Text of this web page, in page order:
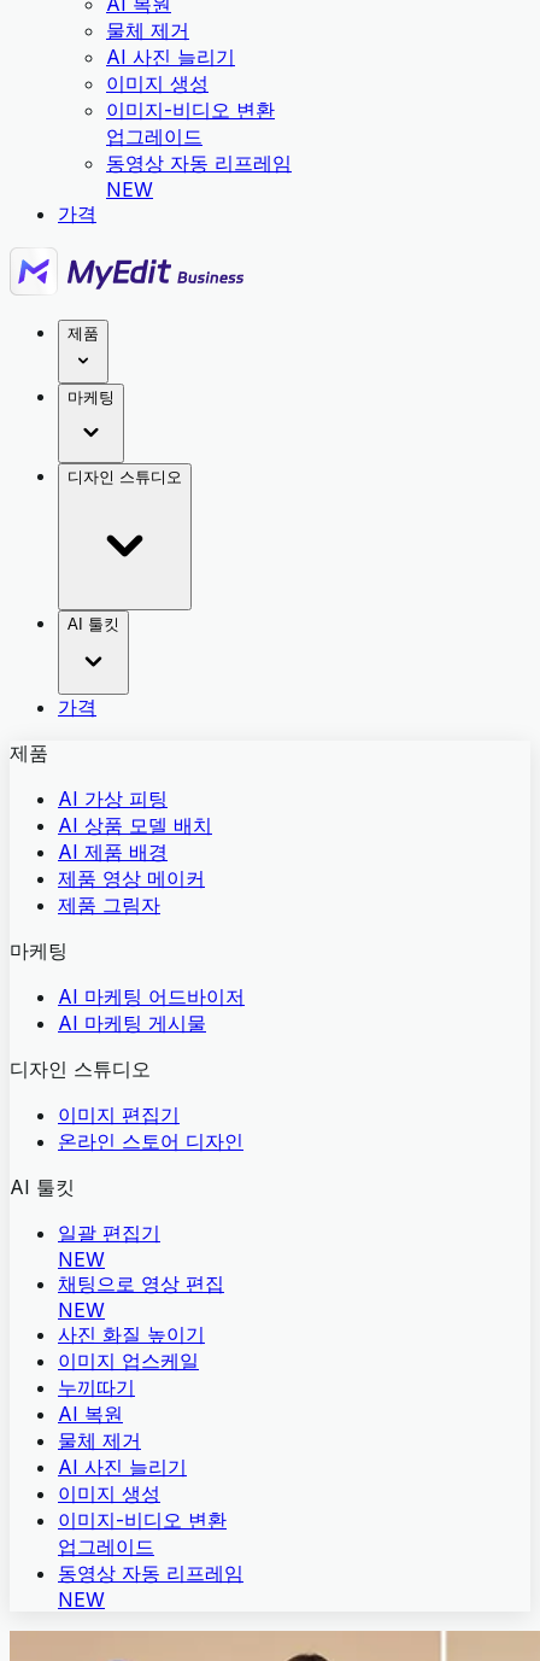
물체 제거
AI 사진 늘리기
이미지 생성
이미지-비디오 변환
업그레이드
동영상 자동 리프레임
NEW
가격
제품
마케팅
디자인 스튜디오
AI 툴킷
가격
제품
AI 가상 피팅
AI 상품 모델 배치
AI 제품 배경
제품 영상 메이커
제품 그림자
마케팅
AI 마케팅 어드바이저
AI 마케팅 게시물
디자인 스튜디오
이미지 편집기
온라인 스토어 디자인
AI 툴킷
일괄 편집기
NEW
채팅으로 영상 편집
NEW
사진 화질 높이기
이미지 업스케일
누끼따기
AI 복원
물체 제거
AI 사진 늘리기
이미지 생성
이미지-비디오 변환
업그레이드
동영상 자동 리프레임
NEW